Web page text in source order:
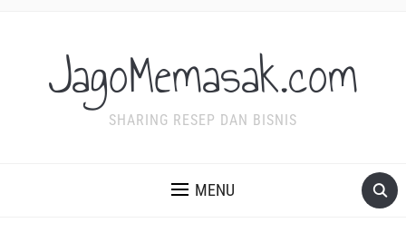
JagoMemasak.com
SHARING RESEP DAN BISNIS
MENU